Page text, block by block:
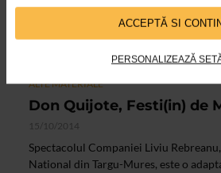
ACCEPTĂ SI
PERSONALIZEAZĂ
ALTE MATERIALE
Don Quijote, Festi(in) de
15/10/2014
Spectacolul Companiei Liviu
National din Targu-Mures, este o